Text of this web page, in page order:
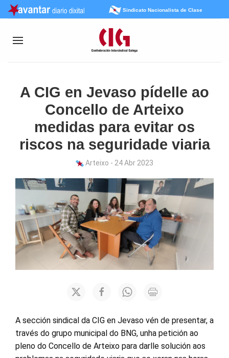
Sindicato Nacionalista de Clase
A CIG en Jevaso pídelle ao
Concello de Arteixo
medidas para evitar os
riscos na seguridade viaria
Arteixo - 24 Abr 2023
A sección sindical da CIG en Jevaso vén de presentar, a
través do grupo municipal do BNG, unha petición ao
pleno do Concello de Arteixo para darlle solución aos